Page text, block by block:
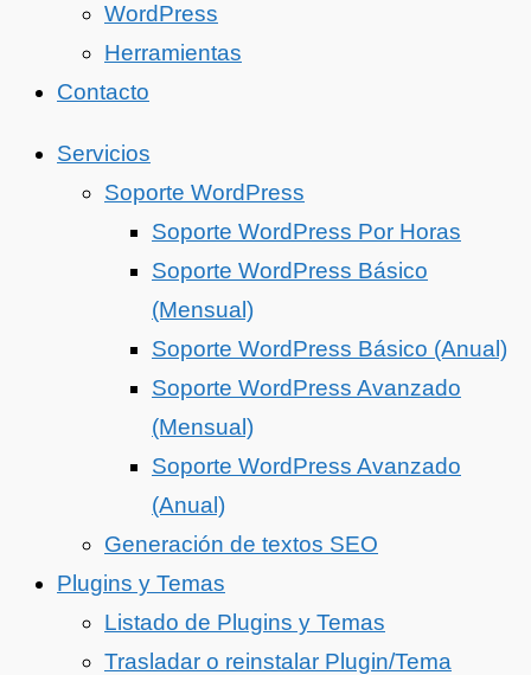
WordPress
Herramientas
Contacto
Servicios
Soporte WordPress
Soporte WordPress Por Horas
Soporte WordPress Básico
(Mensual)
Soporte WordPress Básico (Anual)
Soporte WordPress Avanzado
(Mensual)
Soporte WordPress Avanzado
(Anual)
Generación de textos SEO
Plugins y Temas
Listado de Plugins y Temas
Trasladar o reinstalar Plugin/Tema